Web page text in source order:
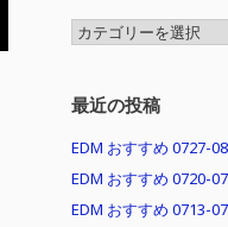
MENU
最近の投稿
EDM おすすめ 0727-
EDM おすすめ 0720-
EDM おすすめ 0713-